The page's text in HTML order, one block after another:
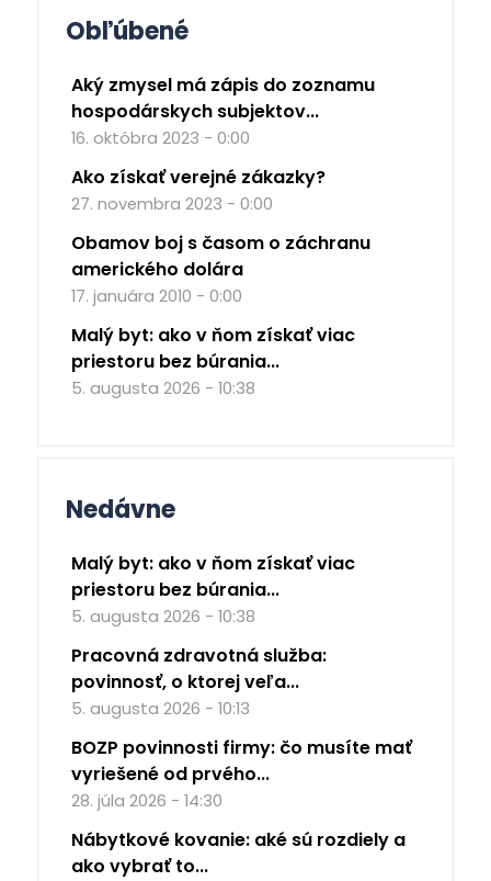
Obľúbené
Aký zmysel má zápis do zoznamu
hospodárskych subjektov...
16. októbra 2023 - 0:00
Ako získať verejné zákazky?
27. novembra 2023 - 0:00
Obamov boj s časom o záchranu
amerického dolára
17. januára 2010 - 0:00
Malý byt: ako v ňom získať viac
priestoru bez búrania...
5. augusta 2026 - 10:38
Nedávne
Malý byt: ako v ňom získať viac
priestoru bez búrania...
5. augusta 2026 - 10:38
Pracovná zdravotná služba:
povinnosť, o ktorej veľa...
5. augusta 2026 - 10:13
BOZP povinnosti firmy: čo musíte mať
vyriešené od prvého...
28. júla 2026 - 14:30
Nábytkové kovanie: aké sú rozdiely a
ako vybrať to...